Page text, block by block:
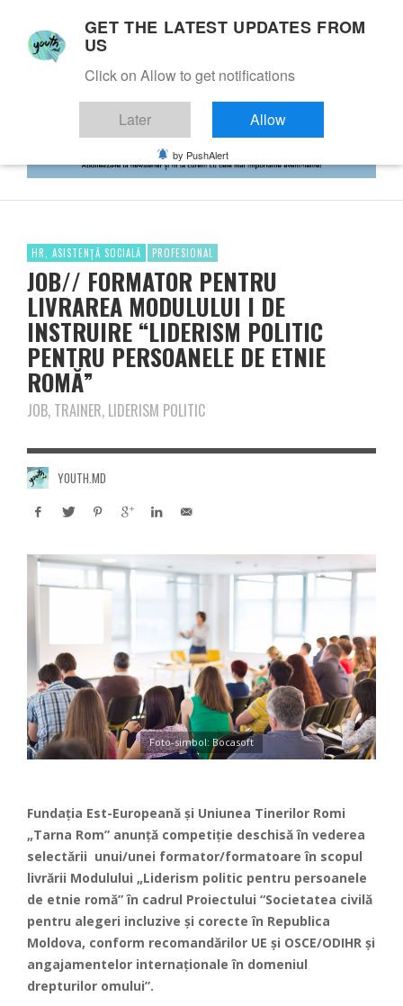
HR, ASISTENȚĂ SOCIALĂ PROFESIONAL
JOB// FORMATOR PENTRU
LIVRAREA MODULULUI I DE
INSTRUIRE “LIDERISM POLITIC
PENTRU PERSOANELE DE ETNIE
ROMĂ”
JOB, TRAINER, LIDERISM POLITIC
YOUTH.MD
Foto-simbol: Bocasoft
Fundaţia Est-Europeană şi Uniunea Tinerilor Romi
„Tarna Rom” anunţă competiţie deschisă în vederea
selectării unui/unei formator/formatoare în scopul
livrării Modulului „Liderism politic pentru persoanele
de etnie romă” în cadrul Proiectului “Societatea civilă
pentru alegeri incluzive și corecte în Republica
Moldova, conform recomandărilor UE și OSCE/ODIHR și
angajamentelor internaționale în domeniul
drepturilor omului”.
GET THE LATEST UPDATES FROM
US
Click on Allow to get notifications
Later Allow
by PushAlert